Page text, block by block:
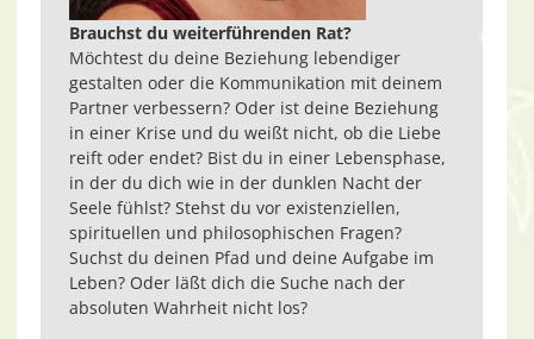
Brauchst du weiterführenden Rat?
Möchtest du deine Beziehung lebendiger
gestalten oder die Kommunikation mit deinem
Partner verbessern? Oder ist deine Beziehung
in einer Krise und du weißt nicht, ob die Liebe
reift oder endet? Bist du in einer Lebensphase,
in der du dich wie in der dunklen Nacht der
Seele fühlst? Stehst du vor existenziellen,
spirituellen und philosophischen Fragen?
Suchst du deinen Pfad und deine Aufgabe im
Leben? Oder läßt dich die Suche nach der
absoluten Wahrheit nicht los?